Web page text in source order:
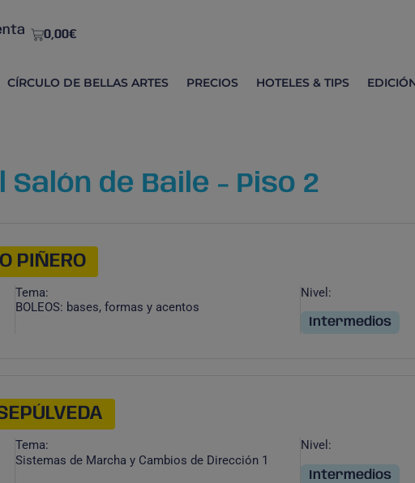
0,00€
CÍRCULO DE BELLAS ARTES PRECIOS HOTELES & TIPS
Salón de Baile - Piso 2
PIÑERO
Tema:
BOLEOS: bases, formas y acentos
Nivel:
Intermedios
Tema:
Sistemas de Marcha y Cambios de Dirección 1
Nivel:
Intermedios